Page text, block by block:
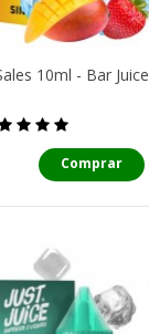
10ml - Bar Juice
Comprar